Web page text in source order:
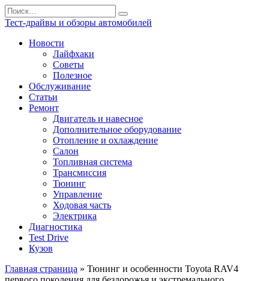
Перейти
к
содержанию
Search
for:
Тест-драйвы и обзоры автомобилей
Новости
Лайфхаки
Советы
Полезное
Обслуживание
Статьи
Ремонт
Двигатель и навесное
Дополнительное оборудование
Отопление и охлаждение
Салон
Топливная система
Трансмиссия
Тюнинг
Управление
Ходовая часть
Электрика
Диагностика
Test Drive
Кузов
Главная страница » Тюнинг и особенности Toyota RAV4